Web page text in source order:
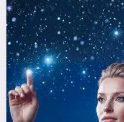
Экскурсии
Спорт
События
Города
Площадки